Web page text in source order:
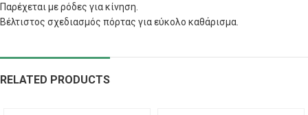
Παρέχεται με ρόδες για κίνηση.
Βέλτιστος σχεδιασμός πόρτας για εύκολο καθάρισμα.
RELATED PRODUCTS